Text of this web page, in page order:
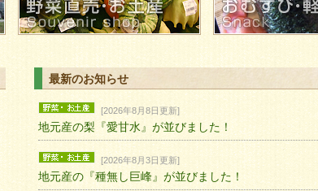
最新のお知らせ
[2026年8月8日更新]
地元産の梨『愛甘水』が並びました！
[2026年8月3日更新]
地元産の『種無し巨峰』が並びました！